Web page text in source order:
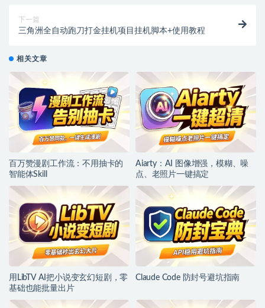
下一篇
三角洲全自动跑刀打金挂机项目挂机脚本+使用教程
相关文章
百万赞漫剧工作流：不用抽卡的
智能体Skill
Aiarty：AI 图像增强，模糊、噪
点、老照片一键搞定
用LibTV AI把小说变玄幻短剧，零
基础也能批量出片
Claude Code 防封号避坑指南